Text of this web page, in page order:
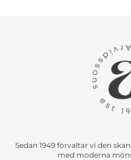
Sedan 1949 förvaltar vi den
med moderna